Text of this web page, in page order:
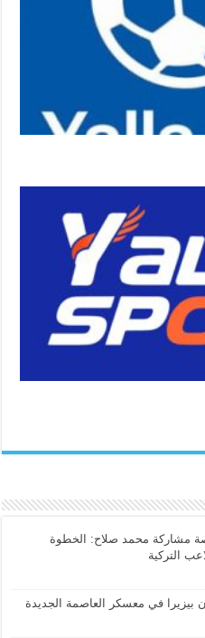
مشاركة محمد صلاح: الخطوة
التركية
بيزيرا في معسكر العاصمة الجديدة